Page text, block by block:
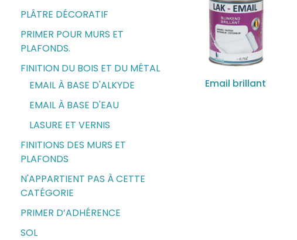
PLÂTRE DÉCORATIF
PRIMER POUR MURS ET
PLAFONDS.
FINITION DU BOIS ET DU MÉTAL
EMAIL À BASE D'ALKYDE
EMAIL À BASE D'EAU
LASURE ET VERNIS
FINITIONS DES MURS ET
PLAFONDS
N'APPARTIENT PAS À CETTE
CATÉGORIE
PRIMER D’ADHÉRENCE
SOL
Email brillant